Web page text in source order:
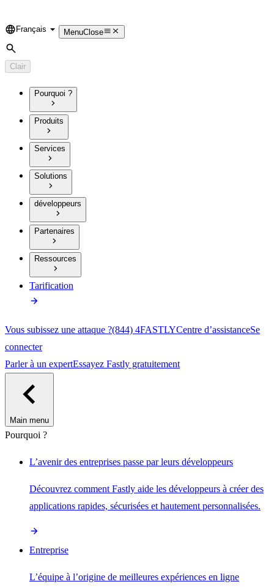
Language
Français MenuClose
Rechercher
Clair
Pourquoi ?
Produits
Services
Solutions
développeurs
Partenaires
Ressources
Tarification
Vous subissez une attaque ?(844) 4FASTLYCentre d’assistanceSe
connecter
Parler à un expertEssayez Fastly gratuitement
Main menu
Pourquoi ?
L’avenir des entreprises passe par leurs développeurs
Découvrez comment Fastly aide les développeurs à créer des
applications rapides, sécurisées et hautement personnalisées.
Entreprise
L’équipe à l’origine de meilleures expériences en ligne